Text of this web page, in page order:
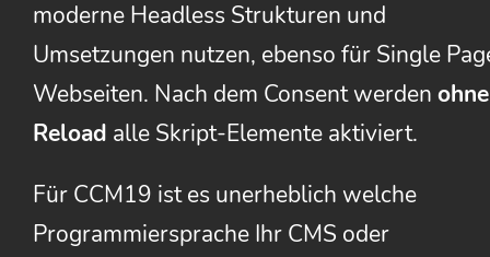
moderne Headless Strukturen und
Umsetzungen nutzen, ebenso für Single
Webseiten. Nach dem Consent werden ohne
Reload alle Skript-Elemente aktiviert.
Für CCM19 ist es unerheblich welche
Programmiersprache Ihr CMS oder